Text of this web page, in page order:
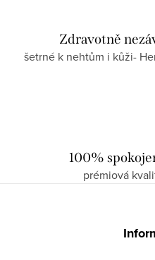
Zdravotně
šetrné k nehtům i kůži-
100%
prémiová